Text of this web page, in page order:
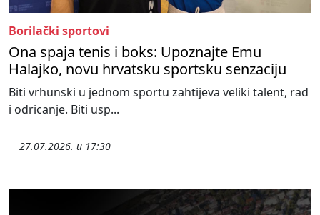
Borilački sportovi
Ona spaja tenis i boks: Upoznajte Emu
Halajko, novu hrvatsku sportsku senzaciju
Biti vrhunski u jednom sportu zahtijeva veliki talent, rad
i odricanje. Biti usp...
27.07.2026. u 17:30